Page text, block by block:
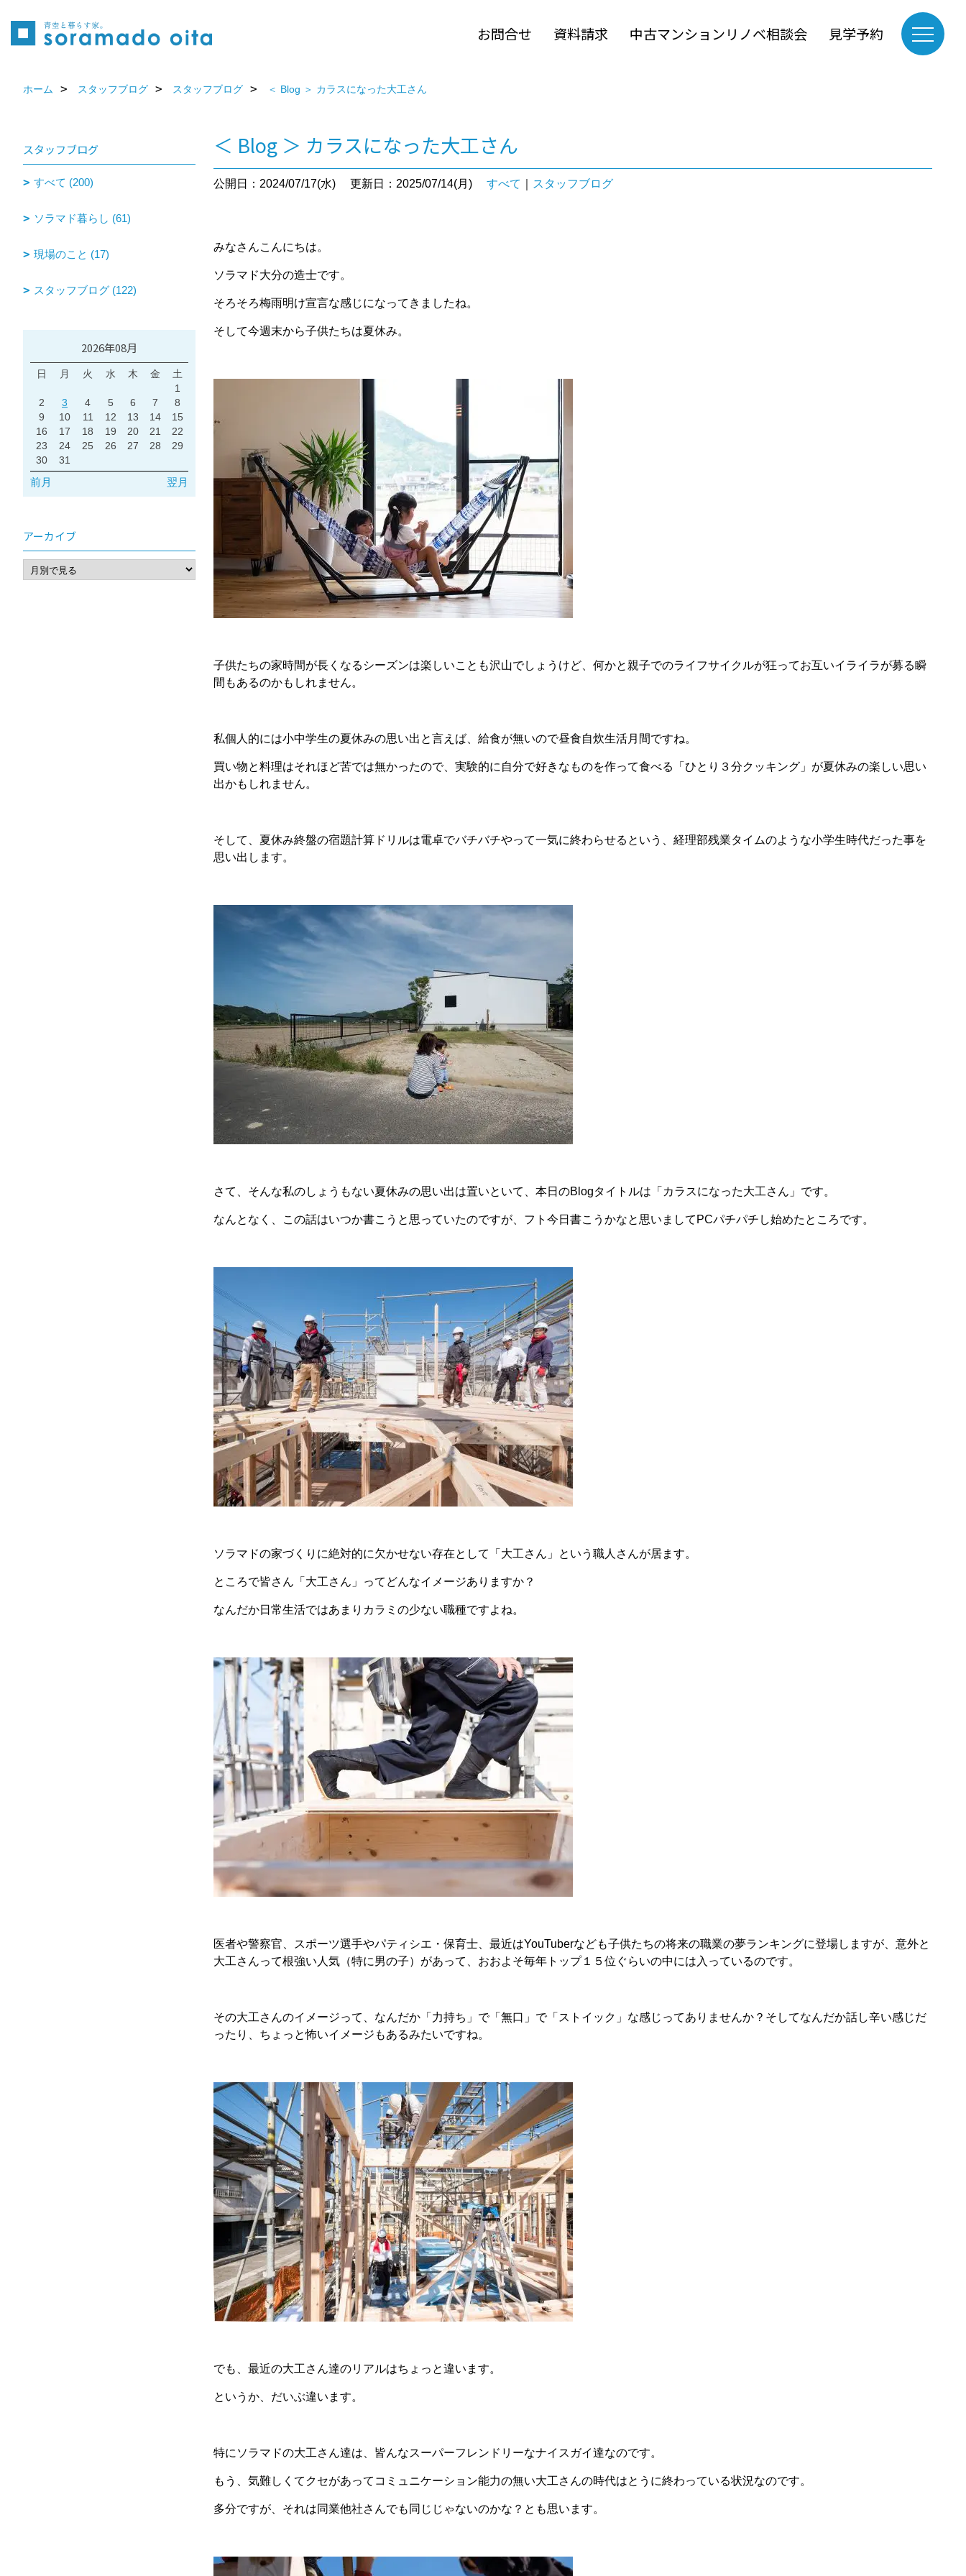
お問合せ 資料請求 中古マンションリノベ相談会 見学予約
ホーム スタッフブログ スタッフブログ ＜ Blog ＞ カラスになった大工さん
＜ Blog ＞ カラスになった大工さん
公開日：2024/07/17(水) 更新日：2025/07/14(月) すべて スタッフブログ
みなさんこんにちは。
ソラマド大分の造士です。
そろそろ梅雨明け宣言な感じになってきましたね。
そして今週末から子供たちは夏休み。
子供たちの家時間が長くなるシーズンは楽しいことも沢山でしょうけど、何かと親子でのライフサイクルが狂ってお互いイライラが募る瞬
間もあるのかもしれません。
私個人的には小中学生の夏休みの思い出と言えば、給食が無いので昼食自炊生活月間ですね。
買い物と料理はそれほど苦では無かったので、実験的に自分で好きなものを作って食べる「ひとり３分クッキング」が夏休みの楽しい思い
出かもしれません。
そして、夏休み終盤の宿題計算ドリルは電卓でバチバチやって一気に終わらせるという、経理部残業タイムのような小学生時代だった事を
思い出します。
さて、そんな私のしょうもない夏休みの思い出は置いといて、本日のBlogタイトルは「カラスになった大工さん」です。
なんとなく、この話はいつか書こうと思っていたのですが、フト今日書こうかなと思いましてPCパチパチし始めたところです。
ソラマドの家づくりに絶対的に欠かせない存在として「大工さん」という職人さんが居ます。
ところで皆さん「大工さん」ってどんなイメージありますか？
なんだか日常生活ではあまりカラミの少ない職種ですよね。
医者や警察官、スポーツ選手やパティシエ・保育士、最近はYouTuberなども子供たちの将来の職業の夢ランキングに登場しますが、意外と
大工さんって根強い人気（特に男の子）があって、おおよそ毎年トップ１５位ぐらいの中には入っているのです。
その大工さんのイメージって、なんだか「力持ち」で「無口」で「ストイック」な感じってありませんか？そしてなんだか話し辛い感じだ
ったり、ちょっと怖いイメージもあるみたいですね。
でも、最近の大工さん達のリアルはちょっと違います。
というか、だいぶ違います。
特にソラマドの大工さん達は、皆んなスーパーフレンドリーなナイスガイ達なのです。
もう、気難しくてクセがあってコミュニケーション能力の無い大工さんの時代はとうに終わっている状況なのです。
多分ですが、それは同業他社さんでも同じじゃないのかな？とも思います。
スタッフブログ
すべて (200)
ソラマド暮らし (61)
現場のこと (17)
スタッフブログ (122)
2026年08月
日 月 火 水 木 金
土
1
2
3 4 5 6 7
8
9
10 11 12 13 14
15
16
17 18 19 20 21
22
23
24 25 26 27 28
29
30
31
前月 翌月
アーカイブ